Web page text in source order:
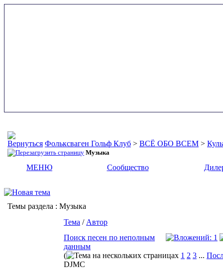
Фольксваген Гольф Клуб > ВСЁ ОБО ВСЕМ >
Музыка
МЕНЮ Сообщество
Темы раздела : Музыка
Тема / Автор
Поиск песен по неполным
данным
(
1 2 3 ...
DJMC